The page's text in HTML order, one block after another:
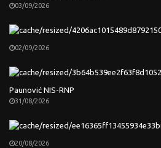
03/09/2026
02/09/2026
Paunović NIS-RNP
31/08/2026
20/08/2026